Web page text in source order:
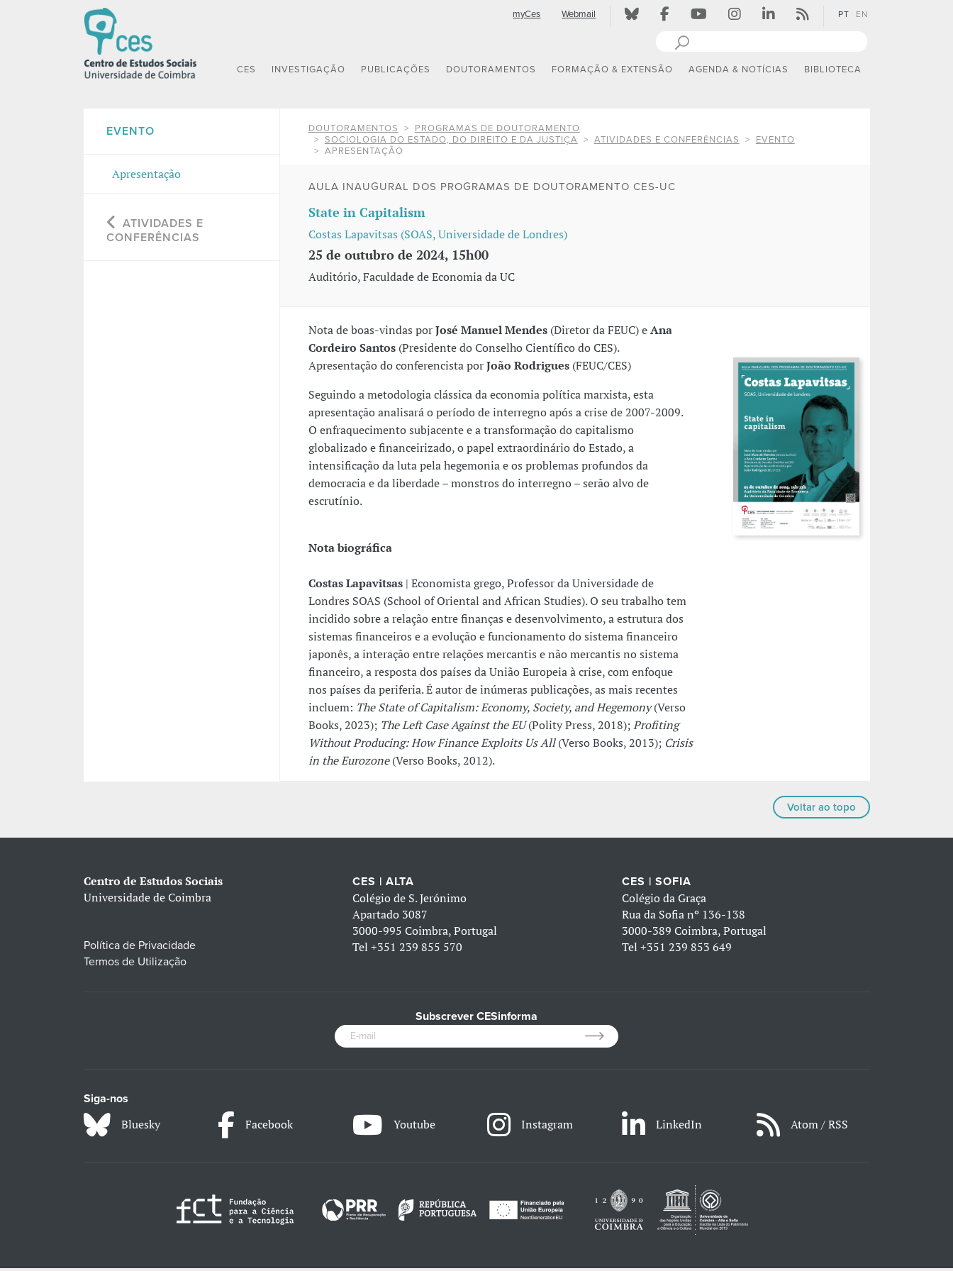
myCes Webmail PT EN
CES INVESTIGAÇÃO PUBLICAÇÕES DOUTORAMENTOS FORMAÇÃO & EXTENSÃO AGENDA & NOTÍCIAS BIBLIOTECA
EVENTO
Apresentação
ATIVIDADES E
CONFERÊNCIAS
DOUTORAMENTOS
PROGRAMAS DE DOUTORAMENTO
SOCIOLOGIA DO ESTADO, DO DIREITO E DA JUSTIÇA
ATIVIDADES E CONFERÊNCIAS
EVENTO
APRESENTAÇÃO
AULA INAUGURAL DOS PROGRAMAS DE DOUTORAMENTO CES-UC
State in Capitalism
Costas Lapavitsas (SOAS, Universidade de Londres)
25 de outubro de 2024, 15h00
Auditório, Faculdade de Economia da UC
Nota de boas-vindas porJosé Manuel Mendes(Diretor da FEUC) eAna
Cordeiro Santos(Presidente do Conselho Científico do CES).
Apresentação do conferencista porJoão Rodrigues(FEUC/CES)
Seguindo a metodologia clássica da economia política marxista, esta
apresentação analisará o período de interregno após a crise de 2007-2009.
O enfraquecimento subjacente e a transformação do capitalismo
globalizado e financeirizado, o papel extraordinário do Estado, a
intensificação da luta pela hegemonia e os problemas profundos da
democracia e da liberdade – monstros do interregno – serão alvo de
escrutínio.
Nota biográfica
Costas Lapavitsas | Economista grego, Professor da Universidade de
Londres SOAS (School of Oriental and African Studies). O seu trabalho tem
incidido sobre a relação entre finanças e desenvolvimento, a estrutura dos
sistemas financeiros e a evolução e funcionamento do sistema financeiro
japonês, a interação entre relações mercantis e não mercantis no sistema
financeiro, a resposta dos países da União Europeia à crise, com enfoque
nos países da periferia.É autor de inúmeras publicações, as mais recentes
incluem: The State of Capitalism: Economy, Society, and Hegemony(Verso
Books, 2023); The Left Case Against the EU(Polity Press, 2018);Profiting
Without Producing: How Finance Exploits Us All(Verso Books, 2013); Crisis
in the Eurozone(Verso Books, 2012).
Voltar ao topo
Centro de Estudos Sociais
Universidade de Coimbra
Política de Privacidade
Termos de Utilização
CES | ALTA
Colégio de S. Jerónimo
Apartado 3087
3000-995 Coimbra, Portugal
Tel+351 239 855 570
CES | SOFIA
Colégio da Graça
Rua da Sofia nº 136-138
3000-389 Coimbra, Portugal
Tel +351 239 853 649
Subscrever CESinforma
Siga-nos
Bluesky Facebook Youtube Instagram LinkedIn Atom / RSS